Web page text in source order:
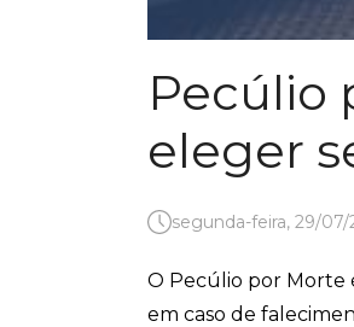
Pecúlio
eleger
segunda-feira, 29/07/
O Pecúlio por Morte
em caso de